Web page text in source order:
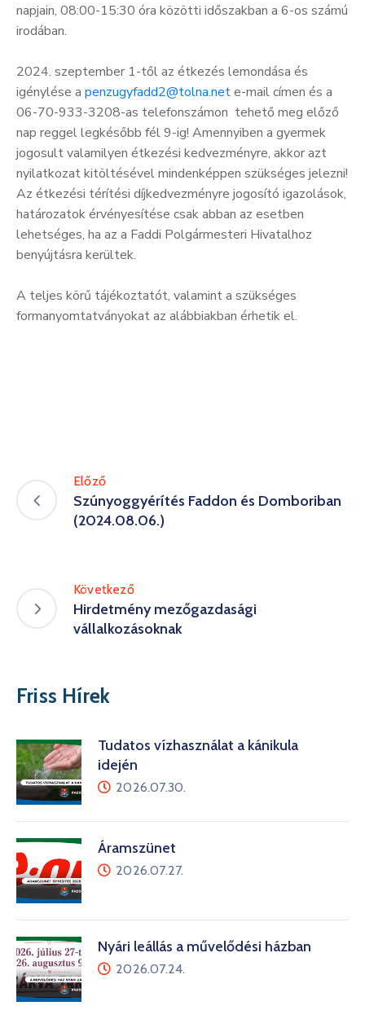
napjain, 08:00-15:30 óra közötti időszakban a 6-os számú
irodában.
2024. szeptember 1-től az étkezés lemondása és
igénylése a penzugyfadd2@tolna.nete-mail címen és a
06-70-933-3208-as telefonszámon tehető meg előző
nap reggel legkésőbb fél 9-ig! Amennyiben a gyermek
jogosult valamilyen étkezési kedvezményre, akkor azt
nyilatkozat kitöltésével mindenképpen szükséges jelezni!
Az étkezési térítési díjkedvezményre jogosító igazolások,
határozatok érvényesítése csak abban az esetben
lehetséges, ha az a Faddi Polgármesteri Hivatalhoz
benyújtásra kerültek.
A teljes körű tájékoztatót, valamint a szükséges
formanyomtatványokat az alábbiakban érhetik el.
Előző
Szúnyoggyérítés Faddon és Domboriban
(2024.08.06.)
Következő
Hirdetmény mezőgazdasági
vállalkozásoknak
Friss Hírek
Tudatos vízhasználat a kánikula
idején
2026.07.30.
Áramszünet
2026.07.27.
Nyári leállás a művelődési házban
2026.07.24.